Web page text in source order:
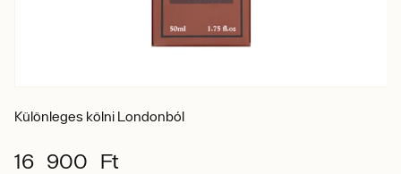
Különleges kölni Londonból
16 900 Ft